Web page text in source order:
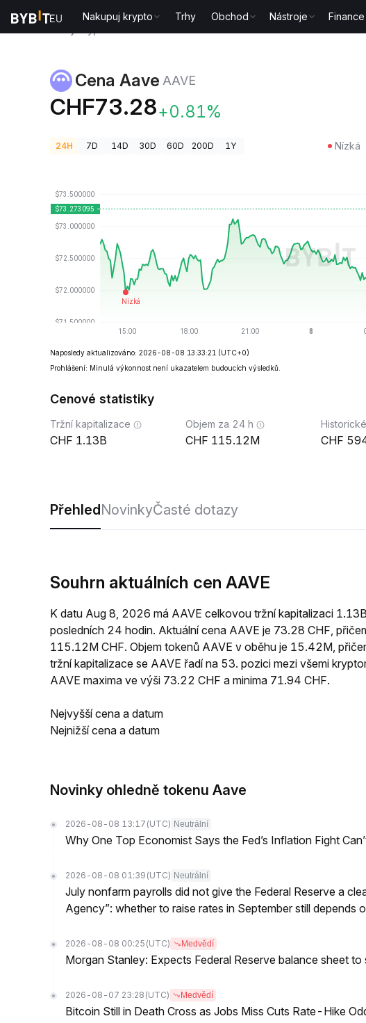
Nakupuj krypto Trhy Obchod Nástroje Finance
Cena Aave AAVE
CHF73.28+0.81%
24H 7D 14D 30D 60D 200D 1Y Nízká
Naposledy aktualizováno: 2026-08-08 13:33:21 (UTC+0)
Prohlášení: Minulá výkonnost není ukazatelem budoucích výsledků.
Cenové statistiky
Tržní kapitalizace
1.13B
Objem za 24 h
115.12M
PřehledNovinkyČasté dotazy
Souhrn aktuálních cen AAVE
K datu Aug 8, 2026 má AAVE celkovou tržní kapitalizaci
posledních 24 hodin. Aktuální cena AAVE je 73.28 CHF,
115.12M CHF. Objem tokenů AAVE v oběhu je 15.42M,
tržní kapitalizace se AAVE řadí na 53. pozici mezi všemi
AAVE maxima ve výši 73.22 CHF a minima 71.94 CHF.
Nejvyšší cena a datum
Nejnižší cena a datum
Novinky ohledně tokenu Aave
2026-08-08 13:17 (UTC) Neutrální
Why One Top Economist Says the Fed’s Inflation Fight
2026-08-08 01:39 (UTC) Neutrální
July nonfarm payrolls did not give the Federal Reserve a
Agency”: whether to raise rates in September still depends
2026-08-08 00:25 (UTC) Medvědí
Morgan Stanley: Expects Federal Reserve balance sheet
2026-08-07 23:28 (UTC) Medvědí
Bitcoin Still in Death Cross as Jobs Miss Cuts Rate-Hike